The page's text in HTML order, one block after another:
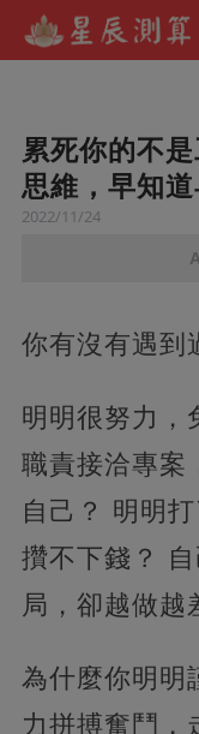
累死你的不
思維，早知道
2022/11/24
你有沒有遇到
明明很努力，
職責接洽專案
自己？ 明明
攢不下錢？
局，卻越做越
為什麼你明明
力拼搏奮鬥，